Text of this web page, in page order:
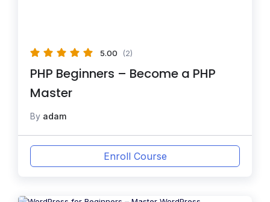
5.00 (2)
PHP Beginners – Become a PHP
Master
By adam
Enroll Course